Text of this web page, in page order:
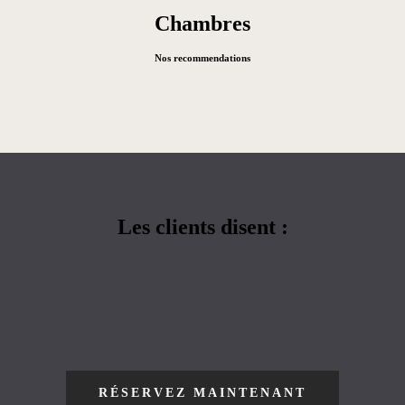
Chambres
Nos recommendations
Les clients disent :
RÉSERVEZ MAINTENANT